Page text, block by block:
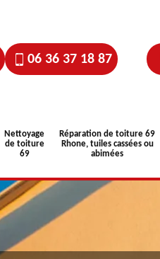
06 36 37 18 87
Nettoyage
de toiture
69
Réparation de toiture 69
Rhone, tuiles cassées ou
abimées